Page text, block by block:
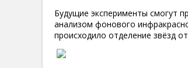
Будущие эксперименты смогут
анализом фонового
происходило отделение звёзд